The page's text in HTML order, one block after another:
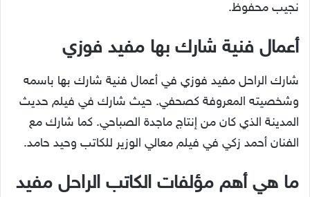
نجيب محفوظ.
أعمال فنية شارك بها مفيد فوزي
شارك الراحل مفيد فوزي في أعمال فنية شارك بها باسمه
وشخصيته المعروفة كصحفي. حيث شارك في فيلم حديث
المدينة الذي كان من إنتاج ماجدة الصباحي. كما شارك مع
الفنان أحمد زكي في فيلم معالي الوزير للكاتب وحيد حامد.
ما هي أهم مؤلفات الكاتب الراحل مفيد